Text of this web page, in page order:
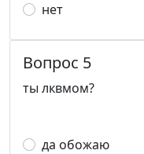
нет
Вопрос 5
ты лквмом?
да обожаю